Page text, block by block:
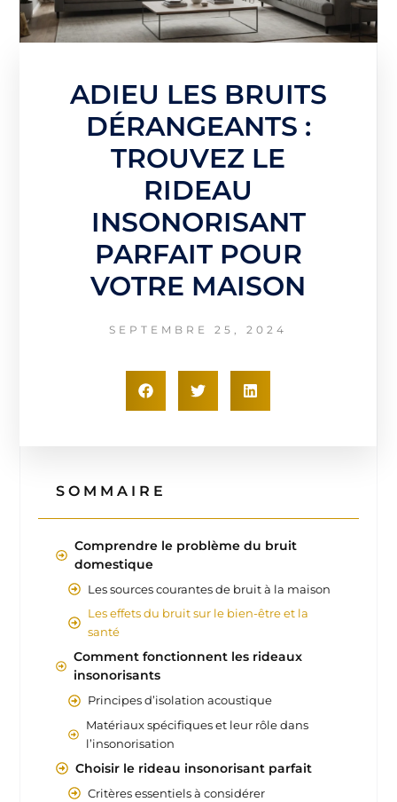
ADIEU LES BRUITS
DÉRANGEANTS :
TROUVEZ LE
RIDEAU
INSONORISANT
PARFAIT POUR
VOTRE MAISON
SEPTEMBRE 25, 2024
SOMMAIRE
Comprendre le problème du bruit
domestique
Les sources courantes de bruit à la maison
Les effets du bruit sur le bien-être et la
santé
Comment fonctionnent les rideaux
insonorisants
Principes d’isolation acoustique
Matériaux spécifiques et leur rôle dans
l’insonorisation
Choisir le rideau insonorisant parfait
Critères essentiels à considérer